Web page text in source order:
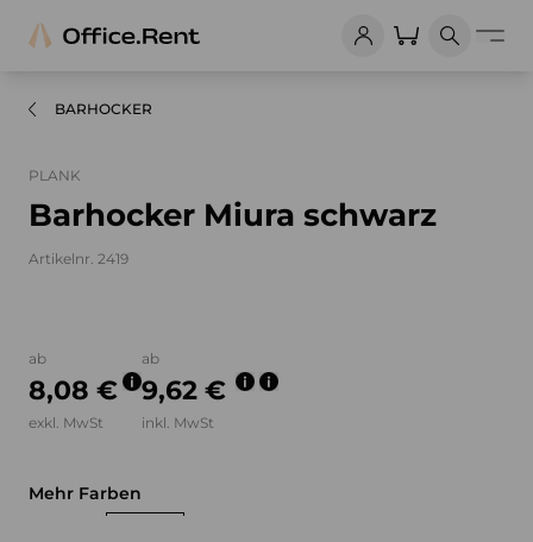
BARHOCKER
PLANK
Barhocker Miura schwarz
Artikelnr. 2419
ab
8,08 €
exkl. MwSt
ab
9,62 €
inkl. MwSt
Mehr Farben